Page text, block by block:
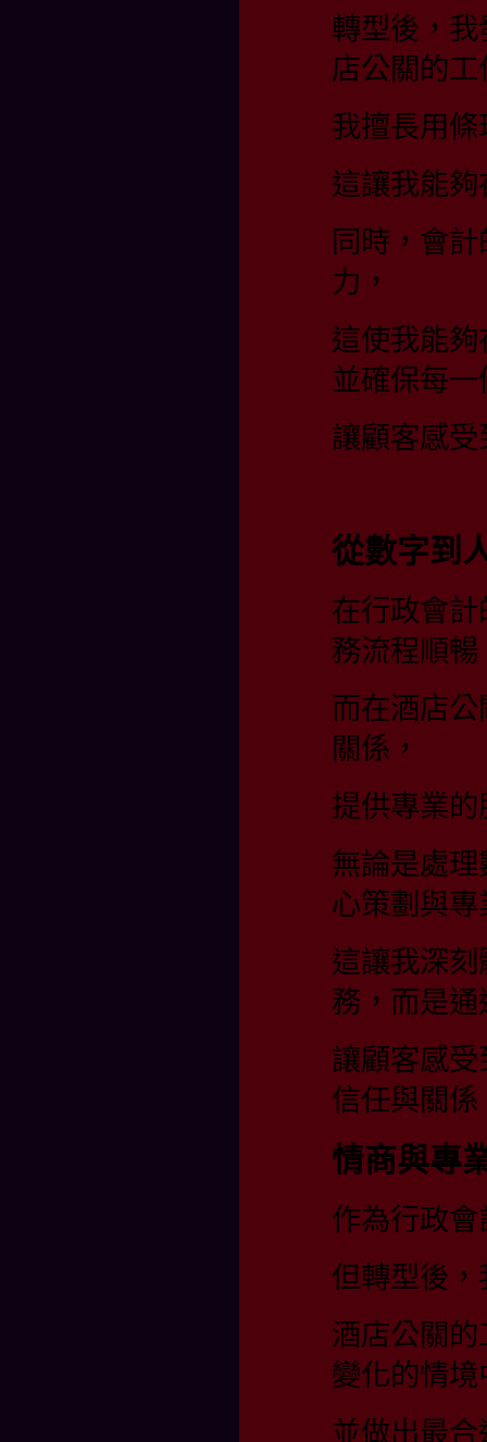
轉型後，
店公關的工
我擅長用
這讓我能
同時，會
力，
這使我能
並確保每
讓顧客感
從數字到
在行政會
務流程順暢
而在酒店
關係，
提供專業
無論是處
心策劃與
這讓我深
務，而是
讓顧客感
信任與關係
情商與專
作為行政
但轉型後
酒店公關
變化的情
並做出最